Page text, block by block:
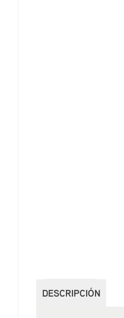
DESCRIPCIÓN